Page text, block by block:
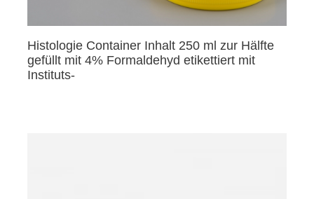
Histologie Container Inhalt 250 ml zur Hälfte
gefüllt mit 4% Formaldehyd etikettiert mit
Instituts-